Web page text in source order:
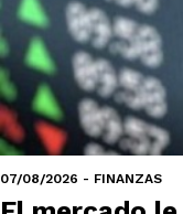
07/08/2026 - FINANZAS